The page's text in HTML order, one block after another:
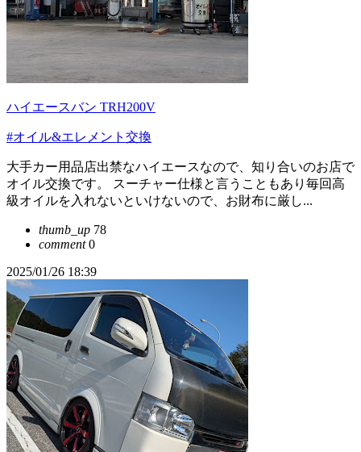
ハイエースバン TRH200V
#オイル&エレメント交換
大手カー用品店出禁なハイエースなので、知り合いのお店で
オイル交換です。 スーチャー仕様と言うこともあり毎回高
級オイルを入れないといけないので、お財布に厳し...
thumb_up 78
comment0
2025/01/26 18:39